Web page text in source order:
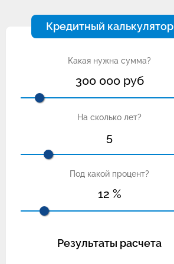
Кредитный калькулятор
Какая нужна сумма?
300 000руб
На сколько лет?
5
Под какой процент?
12 %
Результаты расчета